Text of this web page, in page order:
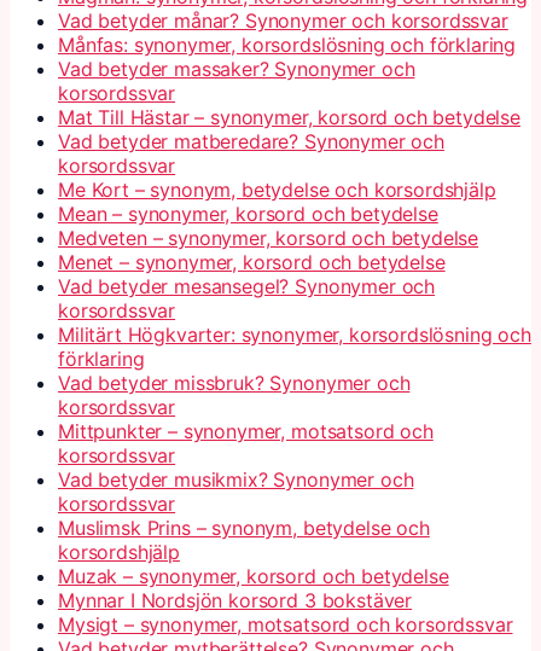
Vad betyder månar? Synonymer och korsordssvar
Månfas: synonymer, korsordslösning och förklaring
Vad betyder massaker? Synonymer och
korsordssvar
Mat Till Hästar – synonymer, korsord och betydelse
Vad betyder matberedare? Synonymer och
korsordssvar
Me Kort – synonym, betydelse och korsordshjälp
Mean – synonymer, korsord och betydelse
Medveten – synonymer, korsord och betydelse
Menet – synonymer, korsord och betydelse
Vad betyder mesansegel? Synonymer och
korsordssvar
Militärt Högkvarter: synonymer, korsordslösning och
förklaring
Vad betyder missbruk? Synonymer och
korsordssvar
Mittpunkter – synonymer, motsatsord och
korsordssvar
Vad betyder musikmix? Synonymer och
korsordssvar
Muslimsk Prins – synonym, betydelse och
korsordshjälp
Muzak – synonymer, korsord och betydelse
Mynnar I Nordsjön korsord 3 bokstäver
Mysigt – synonymer, motsatsord och korsordssvar